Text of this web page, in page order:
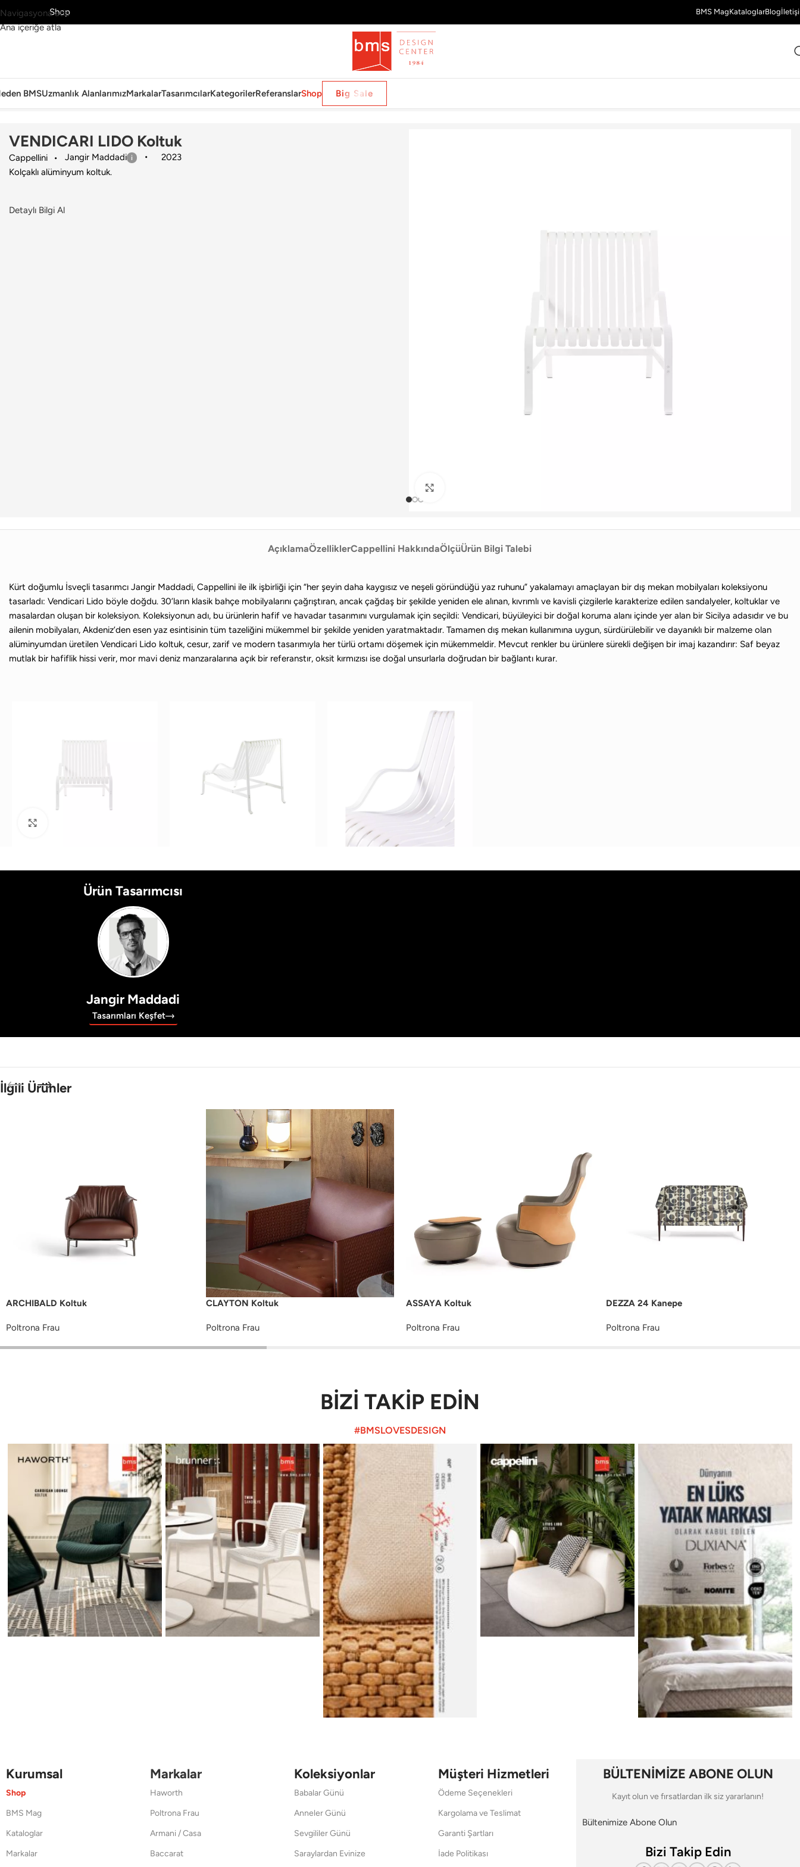
Navigasyona atla
Ana içeriğe atla
KeşfetShop BMS MagKataloglarBlog
BMSUzmanlık AlanlarımızMarkalarTasarımcılarKategorilerReferanslarShop Big Sale
Ana Sayfa›Dış Mekan›Koltuk› Cappellini›VENDICARI LIDO Koltuk
VENDICARI LIDO Koltuk
Cappellini Jangir Maddadi
2023
Kolçaklı alüminyum koltuk.
Detaylı Bilgi Al
AçıklamaÖzelliklerCappellini HakkındaÖlçüÜrün Bilgi Talebi
Kürt doğumlu İsveçli tasarımcı Jangir Maddadi, Cappellini ile ilk işbirliği için “her şeyin daha kaygısız ve neşeli göründüğü yaz ruhunu” yakalamayı amaçlayan bir dış mekan mobilyaları koleksiyonu
tasarladı: Vendicari Lido böyle doğdu. 30’ların klasik bahçe mobilyalarını çağrıştıran, ancak çağdaş bir şekilde yeniden ele alınan, kıvrımlı ve kavisli çizgilerle karakterize edilen sandalyeler, koltuklar ve
masalardan oluşan bir koleksiyon. Koleksiyonun adı, bu ürünlerin hafif ve havadar tasarımını vurgulamak için seçildi: Vendicari, büyüleyici bir doğal koruma alanı içinde yer alan bir Sicilya adasıdır ve bu
ailenin mobilyaları, Akdeniz’den esen yaz esintisinin tüm tazeliğini mükemmel bir şekilde yeniden yaratmaktadır. Tamamen dış mekan kullanımına uygun, sürdürülebilir ve dayanıklı bir malzeme olan
alüminyumdan üretilen Vendicari Lido koltuk, cesur, zarif ve modern tasarımıyla her türlü ortamı döşemek için mükemmeldir. Mevcut renkler bu ürünlere sürekli değişen bir imaj kazandırır: Saf beyaz
mutlak bir hafiflik hissi verir, mor mavi deniz manzaralarına açık bir referanstır, oksit kırmızısı ise doğal unsurlarla doğrudan bir bağlantı kurar.
Ürün Tasarımcısı
Jangir Maddadi
Tasarımları Keşfet
İlgili Ürünler
ARCHIBALD Koltuk
Poltrona Frau
CLAYTON Koltuk
Poltrona Frau
ASSAYA Koltuk
Poltrona Frau
DEZZA 24 Kanepe
Poltrona Frau
BİZİ TAKİP EDİN
#BMSLOVESDESIGN
Kurumsal
Shop
BMS Mag
Kataloglar
Markalar
Markalar
Haworth
Poltrona Frau
Armani / Casa
Baccarat
Koleksiyonlar
Babalar Günü
Anneler Günü
Sevgililer Günü
Saraylardan Evinize
Müşteri Hizmetleri
Ödeme Seçenekleri
Kargolama ve Teslimat
Garanti Şartları
İade Politikası
BÜLTENİMİZE ABONE OLUN
Kayıt olun ve fırsatlardan ilk siz yararlanın!
Bültenimize Abone Olun
Bizi Takip Edin